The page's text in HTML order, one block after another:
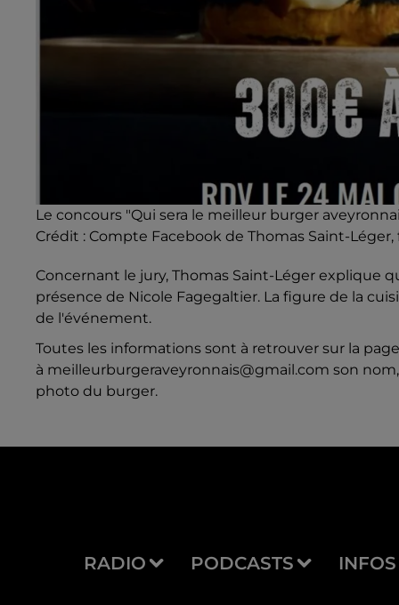
Le concours "Qui sera le meilleur burger
Crédit : Compte Facebook de Thomas Saint-
Concernant le jury, Thomas Saint-Léger explique
présence de Nicole Fagegaltier. La figure de la
de l'événement.
Toutes les informations sont à retrouver sur la
à meilleurburgeraveyronnais@gmail.com son
photo du burger.
RADIO PODCASTS INFOS